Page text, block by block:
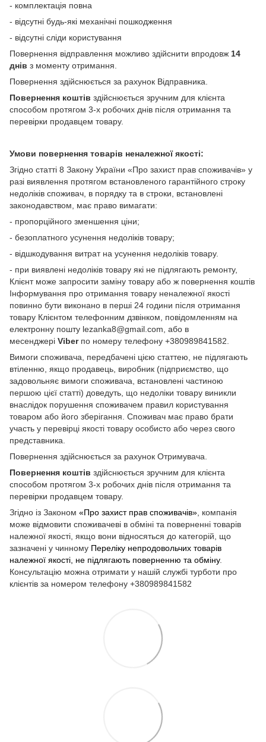
- комплектація повна
- відсутні будь-які механічні пошкодження
- відсутні сліди користування
Повернення відправлення можливо здійснити впродовж 14
днів з моменту отримання.
Повернення здійснюється за рахунок Відправника.
Повернення коштів здійснюється зручним для клієнта
способом протягом 3-х робочих днів після отримання та
перевірки продавцем товару.
Умови повернення товарів неналежної якості:
Згідно статті 8 Закону України «Про захист прав споживачів» у
разі виявлення протягом встановленого гарантійного строку
недоліків споживач, в порядку та в строки, встановлені
законодавством, має право вимагати:
- пропорційного зменшення ціни;
- безоплатного усунення недоліків товару;
- відшкодування витрат на усунення недоліків товару.
- при виявлені недоліків товару які не підлягають ремонту,
Клієнт може запросити заміну товару або ж повернення коштів
Інформування про отримання товару неналежної якості
повинно бути виконано в перші 24 години після отримання
товару Клієнтом телефонним дзвінком, повідомленням на
електронну пошту lezanka8@gmail.com, або в
месенджері Viberпо номеру телефону +380989841582.
Вимоги споживача, передбачені цією статтею, не підлягають
втіленню, якщо продавець, виробник (підприємство, що
задовольняє вимоги споживача, встановлені частиною
першою цієї статті) доведуть, що недоліки товару виникли
внаслідок порушення споживачем правил користування
товаром або його зберігання. Споживач має право брати
участь у перевірці якості товару особисто або через свого
представника.
Повернення здійснюється за рахунок Отримувача.
Повернення коштів здійснюється зручним для клієнта
способом протягом 3-х робочих днів після отримання та
перевірки продавцем товару.
Згідно із Законом «Про захист прав споживачів» , компанія
може відмовити споживачеві в обміні та поверненні товарів
належної якості, якщо вони відносяться до категорій, що
зазначені у чинному Переліку непродовольчих товарів
належної якості, не підлягають поверненню та обміну.
Консультацію можна отримати у нашій службі турботи про
клієнтів за номером телефону +380989841582